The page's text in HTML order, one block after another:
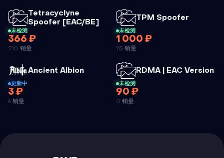
[EAC/ACE/BE]
Tetracyclyne
Spoofer [EAC/BE]外挂
TETRACYCLYNE
[EAC/BE]
未检测
366 ₽
210 销量
TPM Spoofer
TPM
未检测
1 000 ₽
115 销量
Ancient Albion外挂
ANCIENT
更新中
3 ₽
6 销量
RDMA | EAC Version外
RDMA | EAC
未检测
90 ₽
0 销量